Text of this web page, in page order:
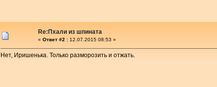
Re:Пхали из шпината
« Ответ #2 : 12.07.2015 08:53 »
Нет, Иришенька. Только разморозить и отжать.